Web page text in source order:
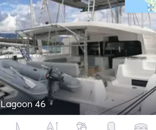
Lagoon 46